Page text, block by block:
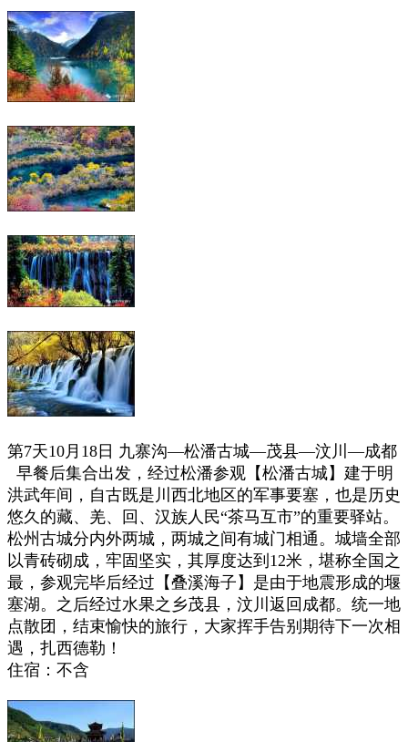
第7天10月18日 九寨沟—松潘古城—茂县—汶川—成都
早餐后集合出发，经过松潘参观【松潘古城】建于明
洪武年间，自古既是川西北地区的军事要塞，也是历史
悠久的藏、羌、回、汉族人民“茶马互市”的重要驿站。
松州古城分内外两城，两城之间有城门相通。城墙全部
以青砖砌成，牢固坚实，其厚度达到12米，堪称全国之
最，参观完毕后经过【叠溪海子】是由于地震形成的堰
塞湖。之后经过水果之乡茂县，汶川返回成都。统一地
点散团，结束愉快的旅行，大家挥手告别期待下一次相
遇，扎西德勒！
住宿：不含